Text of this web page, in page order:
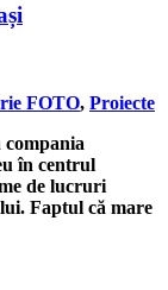
FOTO, Proiecte
compania
în centrul
de lucruri
Faptul că mare